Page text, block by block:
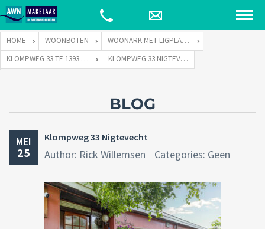
HOME WOONBOTEN
WOONARK MET LIGPLAATS
KLOMPWEG 33 TE 1393 PJ NIGTEVECHT
KLOMPWEG 33 NIGTEVECHT
BLOG
MEI
25
Klompweg 33 Nigtevecht
Author: Rick Willemsen Categories: Geen